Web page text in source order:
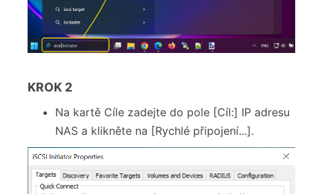
KROK 2
Na kartě Cíle zadejte do pole [Cíl:] IP adresu
NAS a klikněte na [Rychlé připojení...].